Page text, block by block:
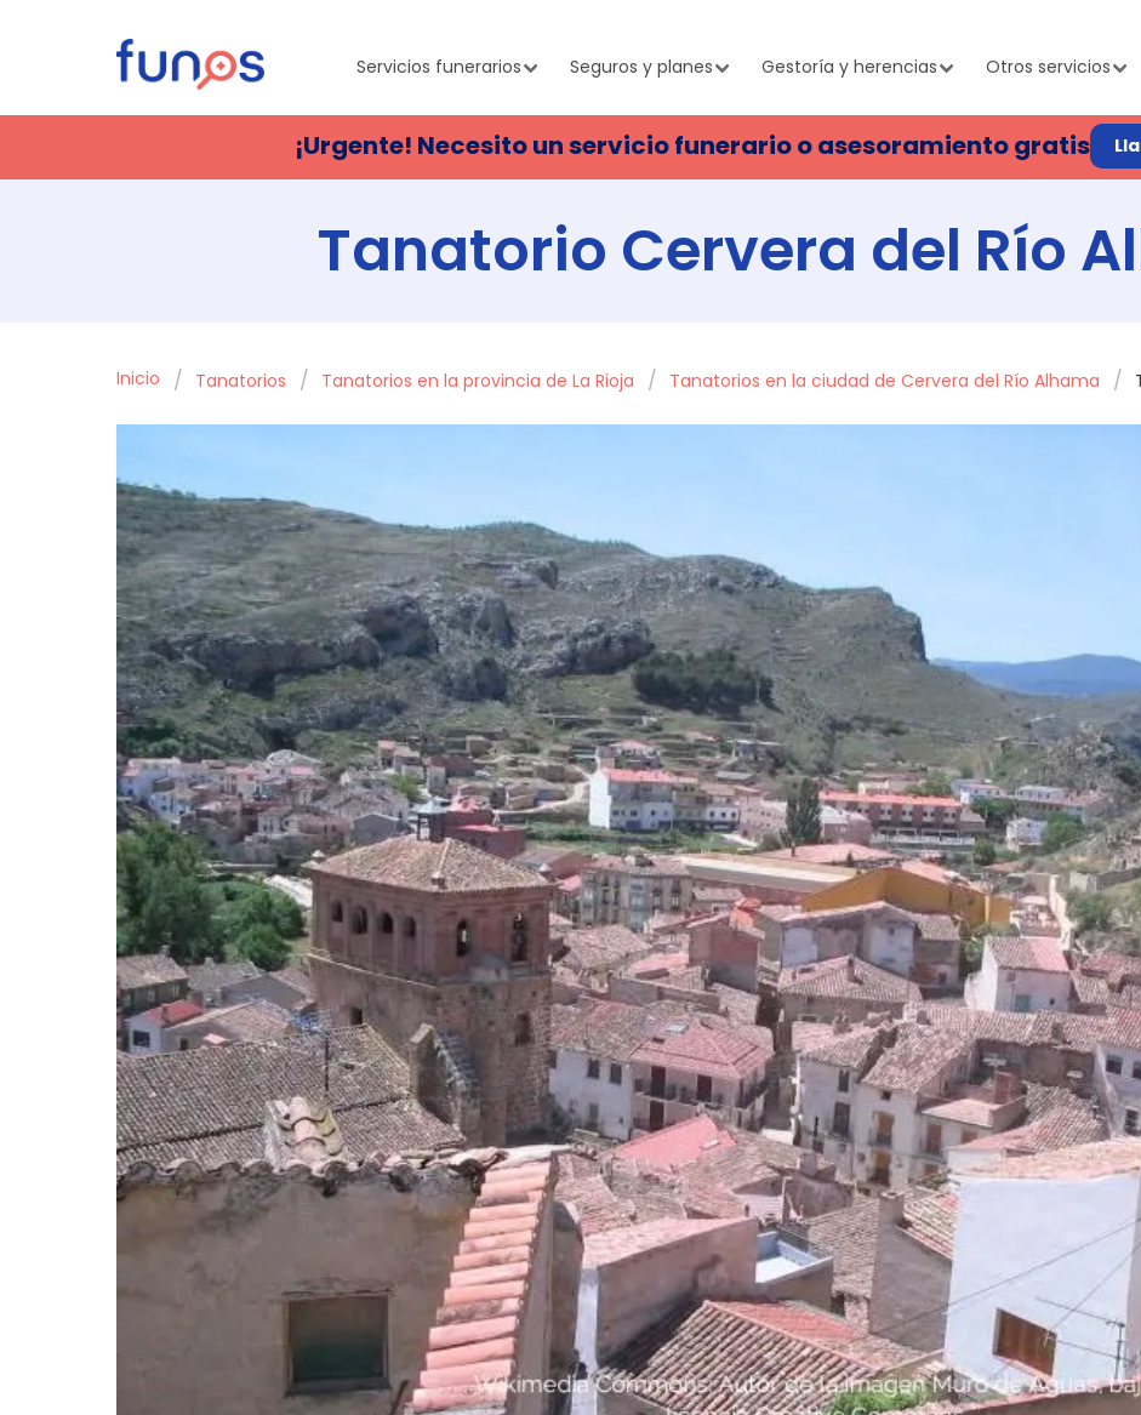
Servicios funerarios Seguros y planes Gestoría y herencias Otros servicios
¡Urgente! Necesito un servicio funerario o asesoramiento gratis
Tanatorio Cervera del Río
Inicio Tanatorios Tanatorios en la provincia de La Rioja Tanatorios en la ciudad de Cervera del Río Alhama